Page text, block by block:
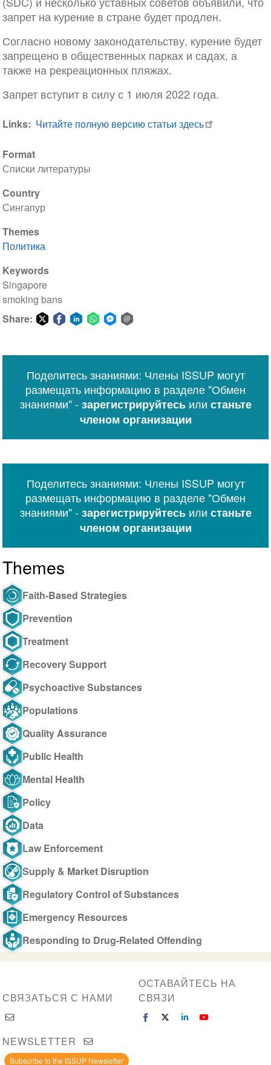
Format
Списки литературы
Country
Сингапур
Themes
Политика
Keywords
Singapore
smoking bans
Share:
Messenger
запрет на курение в стране будет продлен.
Согласно новому законодательству, курение будет
запрещено в общественных парках и садах, а
также на рекреационных пляжах.
Запрет вступит в силу с 1 июля 2022 года.
Links Читайте полную версию статьи здесь
Поделитесь знаниями: Члены ISSUP могут
размещать информацию в разделе "Обмен
знаниями" -зарегистрируйтесьили станьте
членом организации
Поделитесь знаниями: Члены ISSUP могут
размещать информацию в разделе "Обмен
знаниями" -зарегистрируйтесьили станьте
членом организации
Themes
Faith-Based Strategies
Prevention
Treatment
Recovery Support
Psychoactive Substances
Populations
Quality Assurance
Public Health
Mental Health
Policy
Data
Law Enforcement
Supply & Market Disruption
Regulatory Control of Substances
Emergency Resources
Responding to Drug-Related Offending
СВЯЗАТЬСЯ С НАМИ
ОСТАВАЙТЕСЬ НА
СВЯЗИ
NEWSLETTER
Subscribe to the ISSUP Newsletter